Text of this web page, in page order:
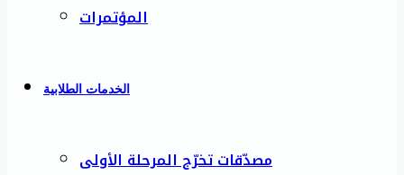
المؤتمرات
الخدمات الطلابية
مصدّقات تخرّج المرحلة الأولى